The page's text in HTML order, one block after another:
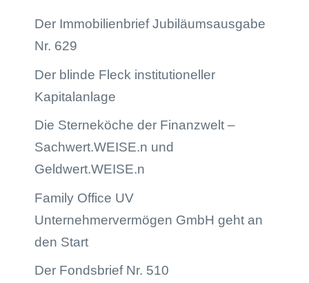
Der Immobilienbrief Jubiläumsausgabe
Nr. 629
Der blinde Fleck institutioneller
Kapitalanlage
Die Sterneköche der Finanzwelt –
Sachwert.WEISE.n und
Geldwert.WEISE.n
Family Office UV
Unternehmervermögen GmbH geht an
den Start
Der Fondsbrief Nr. 510